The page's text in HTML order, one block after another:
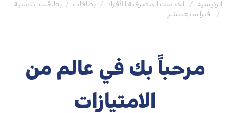
الرئيسية الخدمات المصرفية للأفراد بطاقات
بطاقات ائتمانية
فيزا سيغنتشر
مرحباً بك في عالم من
الامتيازات